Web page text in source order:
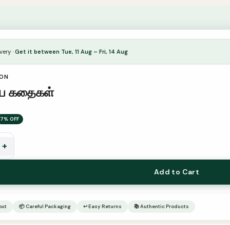
· Get it between Tue, 11 Aug – Fri, 14 Aug
கதைகள்
7% OFF
+
Add to Cart
📦 Careful Packaging ↩ Easy Returns 📚 Authentic Products